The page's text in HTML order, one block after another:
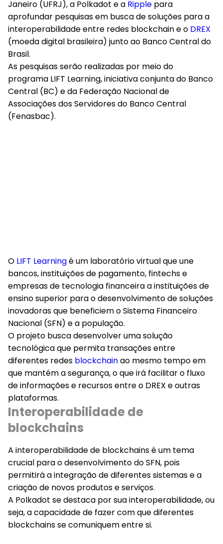
Janeiro (UFRJ), a Polkadot e a Ripple para
aprofundar pesquisas em busca de soluções para a
interoperabilidade entre redes blockchain e o DREX
(moeda digital brasileira) junto ao Banco Central do
Brasil.
As pesquisas serão realizadas por meio do
programa LIFT Learning, iniciativa conjunta do Banco
Central (BC) e da Federação Nacional de
Associações dos Servidores do Banco Central
(Fenasbac).
O LIFT Learningé um laboratório virtual que une
bancos, instituições de pagamento, fintechs e
empresas de tecnologia financeira a instituições de
ensino superior para o desenvolvimento de soluções
inovadoras que beneficiem o Sistema Financeiro
Nacional (SFN) e a população.
O projeto busca desenvolver uma solução
tecnológica que permita transações entre
diferentes redes blockchainao mesmo tempo em
que mantém a segurança, o que irá facilitar o fluxo
de informações e recursos entre o DREX e outras
plataformas.
Interoperabilidade de
blockchains
A interoperabilidade de blockchains é um tema
crucial para o desenvolvimento do SFN, pois
permitirá a integração de diferentes sistemas e a
criação de novos produtos e serviços.
A Polkadot se destaca por sua interoperabilidade, ou
seja, a capacidade de fazer com que diferentes
blockchains se comuniquem entre si.